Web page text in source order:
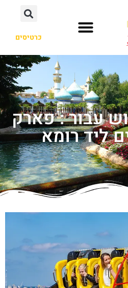
כרטיסים
עבור : פארק
ליד רומא